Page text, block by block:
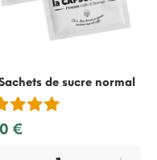
de sucre normal
€